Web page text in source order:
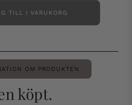
TILL I VARUKORG
OM PRODUKTEN
köpt.